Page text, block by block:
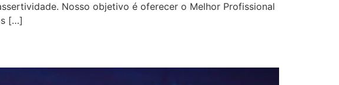
Nosso objetivo é oferecer o Melhor Profissional
[…]